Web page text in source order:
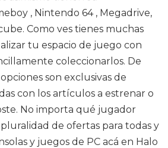
, Nintendo 64 , Megadrive,
Como ves tienes muchas
tu espacio de juego con
coleccionarlos. De
son exclusivas de
con los artículos a estrenar o
No importa qué jugador
de ofertas para todas y
y juegos de PC acá en Halo